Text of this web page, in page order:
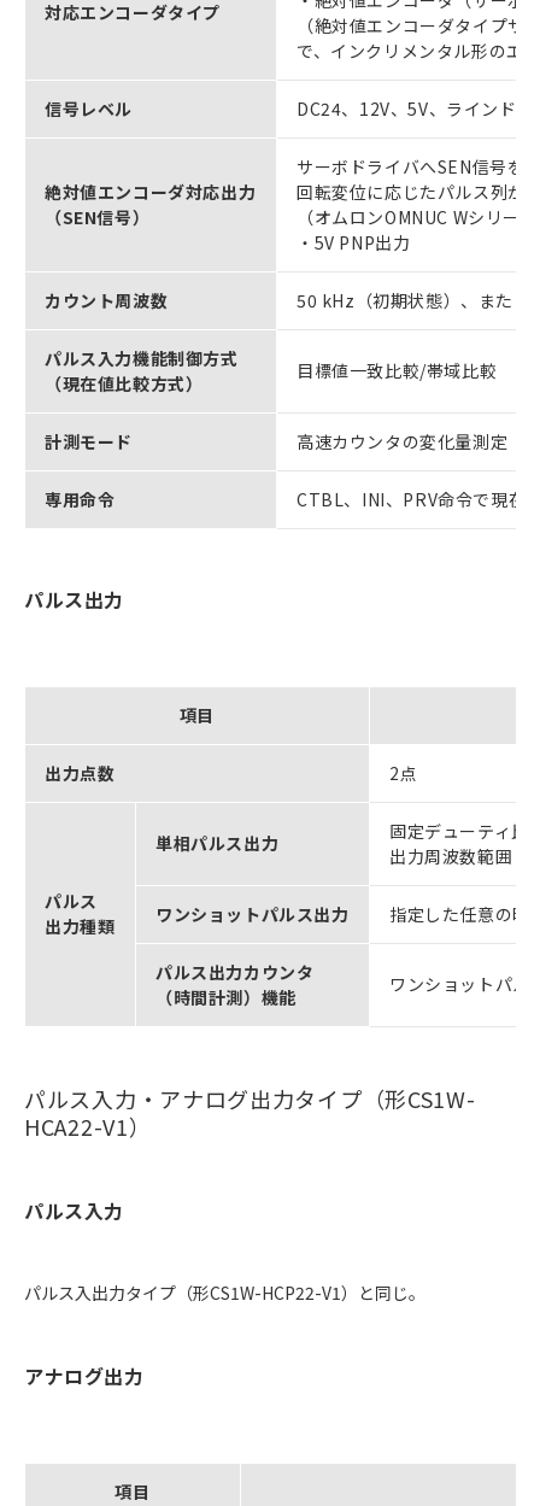
対応エンコーダタイプ
（絶対値エンコーダタイプ
で、インクリメンタル形のエ
信号レベル DC24、12V、5V、ラインド
絶対値エンコーダ対応出力
（SEN信号）
サーボドライバへSEN信号を
回転変位に応じたパルス列が
（オムロンOMNUC Wシリ
・5V PNP出力
カウント周波数 50 kHz（初期状態）、または
パルス入力機能制御方式
（現在値比較方式）
目標値一致比較/帯域比較
計測モード 高速カウンタの変化量測定（
専用命令 CTBL、INI、PRV命令で現在
パルス出力
項目
出力点数 2点
パルス
出力種類
単相パルス出力
固定デューティ比
出力周波数範囲
ワンショットパルス出力 指定した任意の
パルス出力カウンタ
（時間計測）機能
ワンショットパル
パルス入力・アナログ出力タイプ（形CS1W-
HCA22-V1）
パルス入力
パルス入出力タイプ（形CS1W-HCP22-V1）と同じ。
アナログ出力
項目